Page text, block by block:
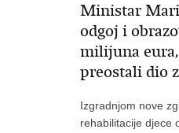
Ministar
odgoj i
milijuna
preostali dio
Izgradnjom nove
rehabilitacije djece